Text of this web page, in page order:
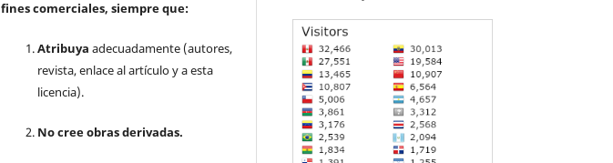
fines comerciales, siempre que:
Atribuya adecuadamente (autores,
revista, enlace al artículo y a esta
licencia).
No cree obras derivadas.